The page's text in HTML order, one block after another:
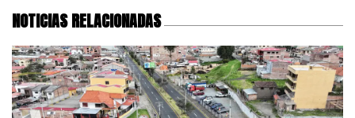
NOTICIAS RELACIONADAS